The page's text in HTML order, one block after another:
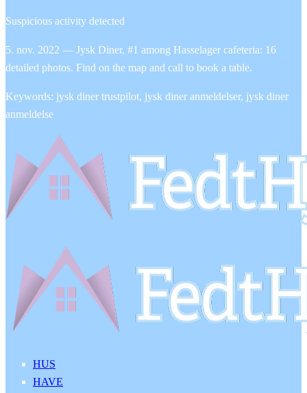
Suspicious activity detected
5. nov. 2022 — Jysk Diner, #1 among Hasselager cafeteria: 16
detailed photos. Find on the map and call to book a table.
Keywords: jysk diner trustpilot, jysk diner anmeldelser, jysk diner
anmeldelse
HUS
HAVE